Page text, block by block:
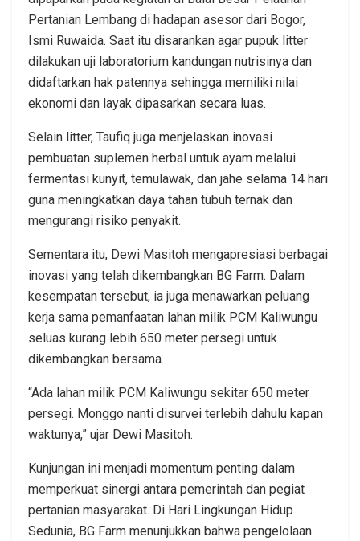
Pertanian Lembang di hadapan asesor dari Bogor,
Ismi Ruwaida. Saat itu disarankan agar pupuk litter
dilakukan uji laboratorium kandungan nutrisinya dan
didaftarkan hak patennya sehingga memiliki nilai
ekonomi dan layak dipasarkan secara luas.
Selain litter, Taufiq juga menjelaskan inovasi
pembuatan suplemen herbal untuk ayam melalui
fermentasi kunyit, temulawak, dan jahe selama 14 hari
guna meningkatkan daya tahan tubuh ternak dan
mengurangi risiko penyakit.
Sementara itu, Dewi Masitoh mengapresiasi berbagai
inovasi yang telah dikembangkan BG Farm. Dalam
kesempatan tersebut, ia juga menawarkan peluang
kerja sama pemanfaatan lahan milik PCM Kaliwungu
seluas kurang lebih 650 meter persegi untuk
dikembangkan bersama.
“Ada lahan milik PCM Kaliwungu sekitar 650 meter
persegi. Monggo nanti disurvei terlebih dahulu kapan
waktunya,” ujar Dewi Masitoh.
Kunjungan ini menjadi momentum penting dalam
memperkuat sinergi antara pemerintah dan pegiat
pertanian masyarakat. Di Hari Lingkungan Hidup
Sedunia, BG Farm menunjukkan bahwa pengelolaan